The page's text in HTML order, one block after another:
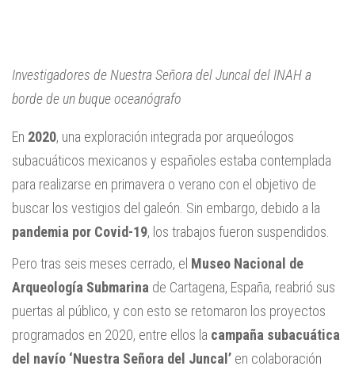
Investigadores de Nuestra Señora del Juncal del INAH a
borde de un buque oceanógrafo
En 2020, una exploración integrada por arqueólogos
subacuáticos mexicanos y españoles estaba contemplada
para realizarse en primavera o verano con el objetivo de
buscar los vestigios del galeón. Sin embargo, debido a la
pandemia por Covid-19, los trabajos fueron suspendidos.
Pero tras seis meses cerrado, el Museo Nacional de
Arqueología Submarina de Cartagena, España, reabrió sus
puertas al público, y con esto se retomaron los proyectos
programados en 2020, entre ellos la campaña subacuática
del navío ‘Nuestra Señora del Juncal’ en colaboración